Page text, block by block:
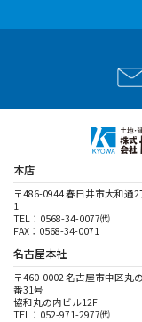
本店
〒486-0944 春日井市大和通
1
TEL：0568-34-0077㈹
FAX：0568-34-0071
名古屋本社
〒460-0002 名古屋市中区丸
番31号
協和丸の内ビル12F
TEL：052-971-2977㈹